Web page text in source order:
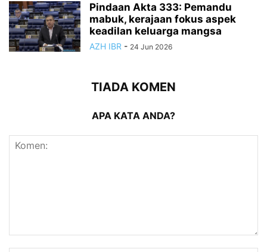
Pindaan Akta 333: Pemandu
mabuk, kerajaan fokus aspek
keadilan keluarga mangsa
AZH IBR - 24 Jun 2026
TIADA KOMEN
APA KATA ANDA?